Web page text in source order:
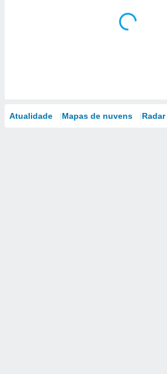
Atualidade Mapas de nuvens